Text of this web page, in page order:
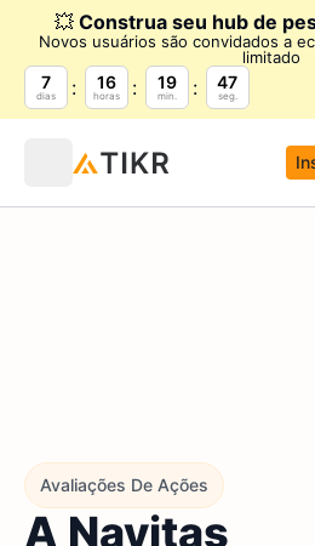
💥 Construa seu hub de
Novos usuários são convidados a
limitado
7
dias
16
horas
19
min.
46
seg.
Avaliações De Ações
A Navitas